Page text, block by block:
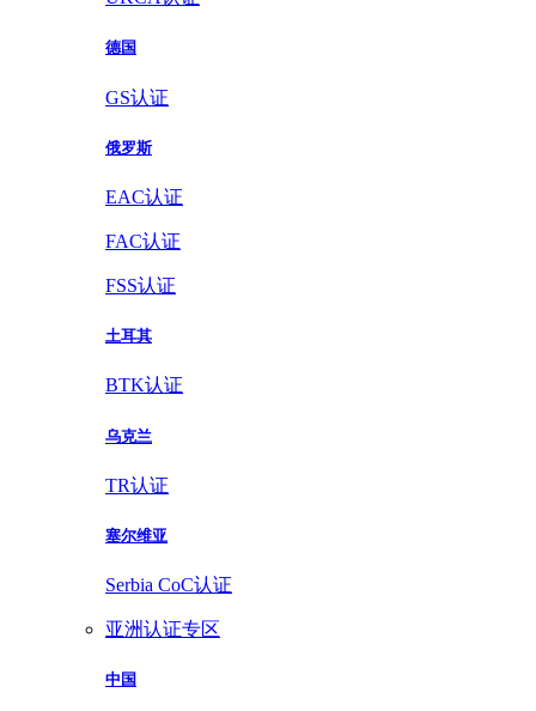
德国
GS认证
俄罗斯
EAC认证
FAC认证
FSS认证
土耳其
BTK认证
乌克兰
TR认证
塞尔维亚
Serbia CoC认证
亚洲认证专区
中国